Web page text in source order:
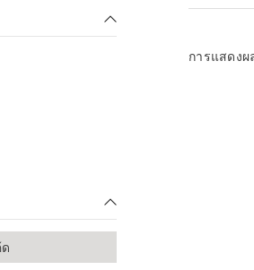
เลือกระบบ
ก่อนเริ่มติดตั้
การแสดงผ